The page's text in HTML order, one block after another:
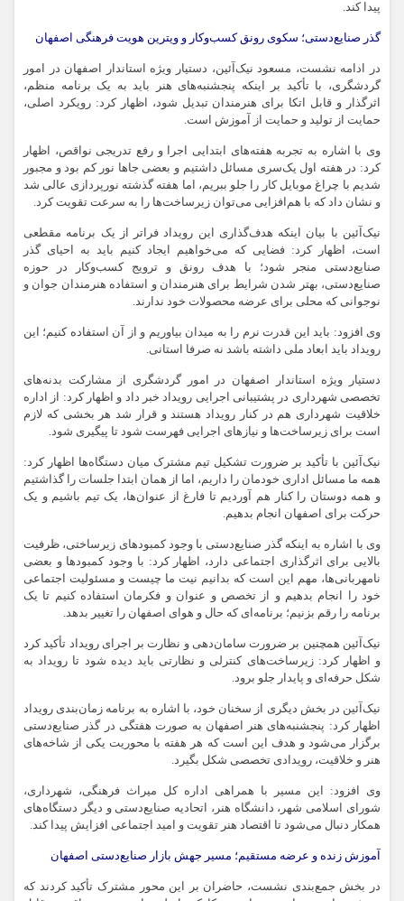
پیدا کند.
گذر صنایع‌دستی؛ سکوی رونق کسب‌وکار و ویترین هویت فرهنگی اصفهان
در ادامه نشست، مسعود نیک‌آئین، دستیار ویژه استاندار اصفهان در امور
گردشگری، با تأکید بر اینکه پنجشنبه‌های هنر باید به یک برنامه منظم،
اثرگذار و قابل اتکا برای هنرمندان تبدیل شود، اظهار کرد: رویکرد اصلی،
حمایت از تولید و حمایت از آموزش است.
وی با اشاره به تجربه هفته‌های ابتدایی اجرا و رفع تدریجی نواقص، اظهار
کرد: در هفته اول یک‌سری مسائل داشتیم و بعضی جاها نور کم بود و مجبور
شدیم با چراغ موبایل کار را جلو ببریم، اما هفته گذشته نورپردازی عالی شد
و نشان داد که با هم‌افزایی می‌توان زیرساخت‌ها را به سرعت تقویت کرد.
نیک‌آئین با بیان اینکه هدف‌گذاری این رویداد فراتر از یک برنامه مقطعی
است، اظهار کرد: فضایی که می‌خواهیم ایجاد کنیم باید به احیای گذر
صنایع‌دستی منجر شود؛ با هدف رونق و ترویج کسب‌وکار در حوزه
صنایع‌دستی، بهتر شدن شرایط برای هنرمندان و استفاده هنرمندان جوان و
نوجوانی که محلی برای عرضه محصولات خود ندارند.
وی افزود: باید این قدرت نرم را به میدان بیاوریم و از آن استفاده کنیم؛ این
رویداد باید ابعاد ملی داشته باشد نه صرفا استانی.
دستیار ویژه استاندار اصفهان در امور گردشگری از مشارکت بدنه‌های
تخصصی شهرداری در پشتیبانی اجرایی رویداد خبر داد و اظهار کرد: از اداره
خلاقیت شهرداری هم در کنار رویداد هستند و قرار شد هر بخشی که لازم
است برای زیرساخت‌ها و نیازهای اجرایی فهرست شود تا پیگیری شود.
نیک‌آئین با تأکید بر ضرورت تشکیل تیم مشترک میان دستگاه‌ها اظهار کرد:
همه ما مسائل اداری خودمان را داریم، اما از همان ابتدا جلسات را گذاشتیم
و همه دوستان را کنار هم آوردیم تا فارغ از عنوان‌ها، یک تیم باشیم و یک
حرکت برای اصفهان انجام بدهیم.
وی با اشاره به اینکه گذر صنایع‌دستی با وجود کمبودهای زیرساختی، ظرفیت
بالایی برای اثرگذاری اجتماعی دارد، اظهار کرد: با وجود کمبودها و بعضی
نامهربانی‌ها، مهم این است که بدانیم نیت ما چیست و مسئولیت اجتماعی
خود را انجام بدهیم و از تخصص و عنوان و فکرمان استفاده کنیم تا یک
برنامه را رقم بزنیم؛ برنامه‌ای که حال و هوای اصفهان را تغییر بدهد.
نیک‌آئین همچنین بر ضرورت سامان‌دهی و نظارت بر اجرای رویداد تأکید کرد
و اظهار کرد: زیرساخت‌های کنترلی و نظارتی باید دیده شود تا رویداد به
شکل حرفه‌ای و پایدار جلو برود.
نیک‌آئین در بخش دیگری از سخنان خود، با اشاره به برنامه زمان‌بندی رویداد
اظهار کرد: پنجشنبه‌های هنر اصفهان به صورت هفتگی در گذر صنایع‌دستی
برگزار می‌شود و هدف این است که هر هفته با محوریت یکی از شاخه‌های
هنر و خلاقیت، رویدادی تخصصی شکل بگیرد.
وی افزود: این مسیر با همراهی اداره کل میراث فرهنگی، شهرداری،
شورای اسلامی شهر، دانشگاه هنر، اتحادیه صنایع‌دستی و دیگر دستگاه‌های
همکار دنبال می‌شود تا اقتصاد هنر تقویت و امید اجتماعی افزایش پیدا کند.
آموزش زنده و عرضه مستقیم؛ مسیر جهش بازار صنایع‌دستی اصفهان
در بخش جمع‌بندی نشست، حاضران بر این محور مشترک تأکید کردند که